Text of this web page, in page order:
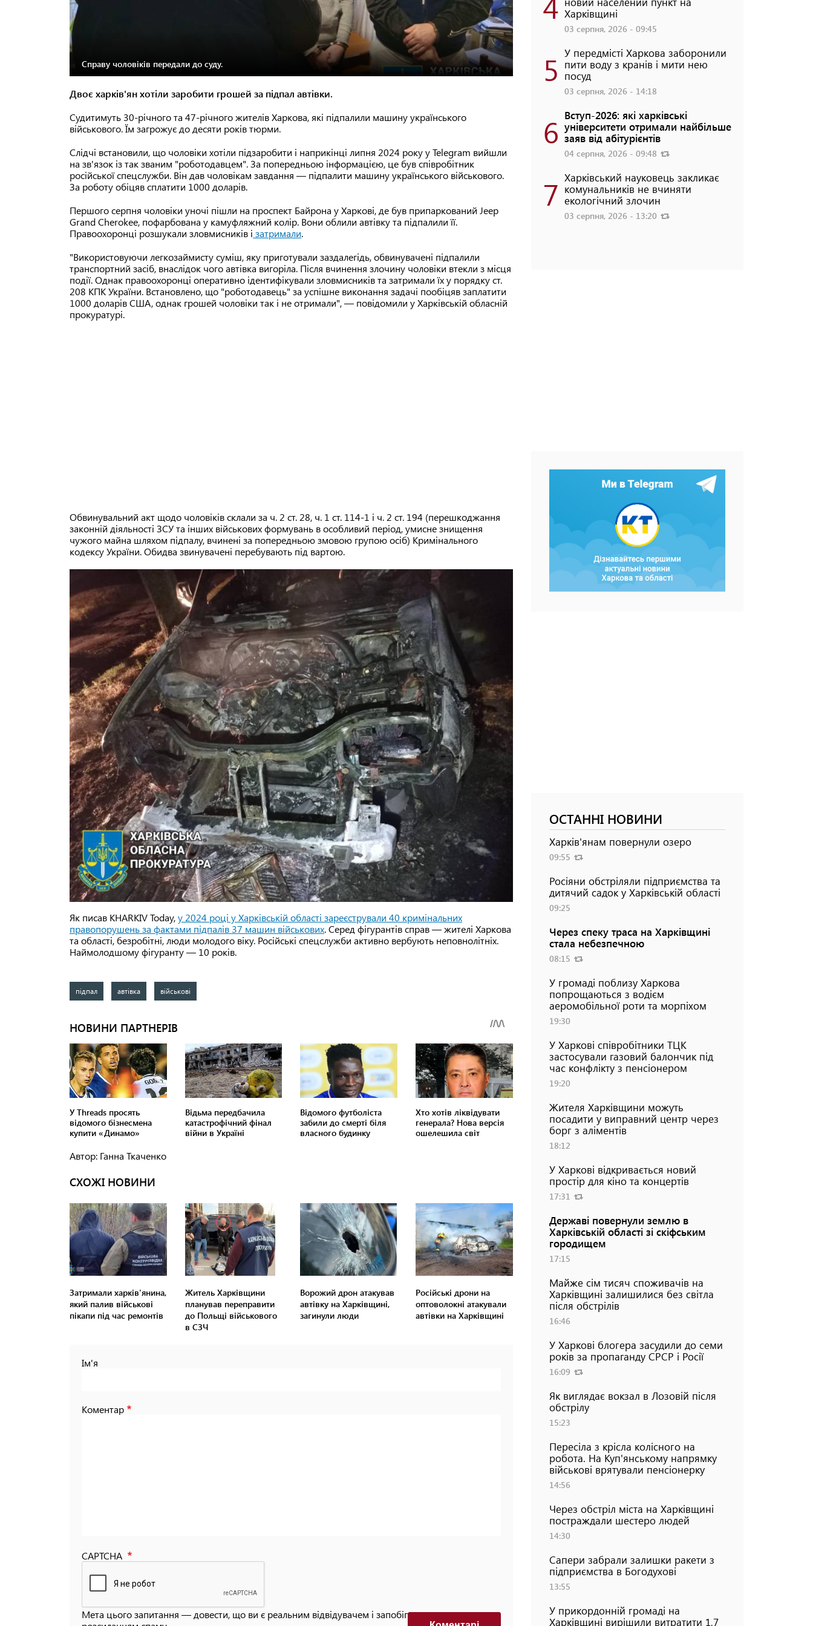
Справу чоловіків передали до суду.
Двоє харків'ян хотіли заробити грошей за підпал автівки.
Судитимуть 30-річного та 47-річного жителів Харкова, які підпалили машину українського
військового. Їм загрожує до десяти років тюрми.
Слідчі встановили, що чоловіки хотіли підзаробити і наприкінці липня 2024 року у Telegram вийшли
на зв'язок із так званим "роботодавцем". За попередньою інформацією, це був співробітник
російської спецслужби. Він дав чоловікам завдання — підпалити машину українського військового.
За роботу обіцяв сплатити 1000 доларів.
Першого серпня чоловіки уночі пішли на проспект Байрона у Харкові, де був припаркований Jeep
Grand Cherokee, пофарбована у камуфляжний колір. Вони облили автівку та підпалили її.
Правоохоронці розшукали зловмисників і затримали.
"Використовуючи легкозаймисту суміш, яку приготували заздалегідь, обвинувачені підпалили
транспортний засіб, внаслідок чого автівка вигоріла. Після вчинення злочину чоловіки втекли з місця
події. Однак правоохоронці оперативно ідентифікували зловмисників та затримали їх у порядку ст.
208 КПК України. Встановлено, що "роботодавець" за успішне виконання задачі пообіцяв заплатити
1000 доларів США, однак грошей чоловіки так і не отримали", — повідомили у Харківській обласній
прокуратурі.
Обвинувальний акт щодо чоловіків склали за ч. 2 ст. 28, ч. 1 ст. 114-1 і ч. 2 ст. 194 (перешкоджання
законній діяльності ЗСУ та інших військових формувань в особливий період, умисне знищення
чужого майна шляхом підпалу, вчинені за попередньою змовою групою осіб) Кримінального
кодексу України. Обидва звинувачені перебувають під вартою.
Як писав KHARKIV Today,у 2024 році у Харківській області зареєстрували 40 кримінальних
правопорушень за фактами підпалів 37 машин військових. Серед фігурантів справ — жителі Харкова
та області, безробітні, люди молодого віку. Російські спецслужби активно вербують неповнолітніх.
Наймолодшому фігуранту — 10 років.
підпал автівка військові
Автор: Ганна Ткаченко
СХОЖІ НОВИНИ
Затримали харків'янина,
який палив військові
пікапи під час ремонтів
Житель Харківщини
планував переправити
до Польщі військового
в СЗЧ
Ворожий дрон атакував
автівку на Харківщині,
загинули люди
Російські дрони на
оптоволокні атакували
автівки на Харківщині
Ім'я
Коментар
CAPTCHA
Мета цього запитання — довести, що ви є реальним відвідувачем і запобігти автоматизованим
Харківщині
03 серпня, 2026 - 09:45
5 У передмісті Харкова заборонили
пити воду з кранів і мити нею
посуд
03 серпня, 2026 - 14:18
6 Вступ-2026: які харківські
університети отримали найбільше
заяв від абітурієнтів
04 серпня, 2026 - 09:48
7 Харківський науковець закликає
комунальників не вчиняти
екологічний злочин
03 серпня, 2026 - 13:20
ОСТАННІ НОВИНИ
Харків'янам повернули озеро
09:55
Росіяни обстріляли підприємства та
дитячий садок у Харківській області
09:25
Через спеку траса на Харківщині
стала небезпечною
08:15
У громаді поблизу Харкова
попрощаються з водієм
аеромобільної роти та морпіхом
19:30
У Харкові співробітники ТЦК
застосували газовий балончик під
час конфлікту з пенсіонером
19:20
Жителя Харківщини можуть
посадити у виправний центр через
борг з аліментів
18:12
У Харкові відкривається новий
простір для кіно та концертів
17:31
Державі повернули землю в
Харківській області зі скіфським
городищем
17:15
Майже сім тисяч споживачів на
Харківщині залишилися без світла
після обстрілів
16:46
У Харкові блогера засудили до семи
років за пропаганду СРСР і Росії
16:09
Як виглядає вокзал в Лозовій після
обстрілу
15:23
Пересіла з крісла колісного на
робота. На Куп'янському напрямку
військові врятували пенсіонерку
14:56
Через обстріл міста на Харківщині
постраждали шестеро людей
14:30
Сапери забрали залишки ракети з
підприємства в Богодухові
13:55
У прикордонній громаді на
Харківщині вирішили витратити 1,7